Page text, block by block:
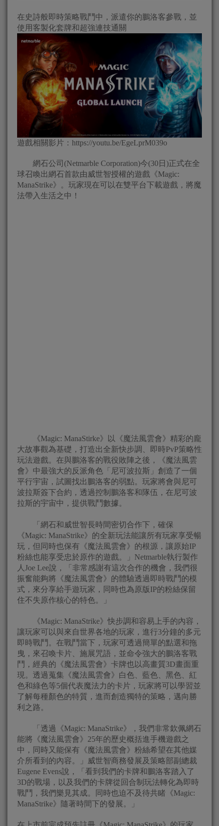
在史詩般即時策略戰鬥中，派遣你的鵬洛客參戰，並
使用客製化套牌和超強連技通關
遊戲相關影片：https://youtu.be/EgeLprM039o
網石公司(Netmarble Corporation)今(30日)正式在全
球召喚出網石首款由威世智授權的遊戲《Magic:
ManaStrike》。玩家現在可以在雙平台下載遊戲，將魔
法帶入生活之中！
《Magic: ManaStirke》以《魔法風雲會》精彩的龐
大故事觀為基礎，打造出全新快步調、即時PvP策略性
玩法遊戲。在與鵬洛客的戰役敗陣之後，《魔法風雲
會》中最強大的反派角色「尼可波拉斯」創造了一個
平行宇宙，試圖找出鵬洛客的弱點。玩家將會與尼可
波拉斯簽下合約，透過控制鵬洛客和隊伍，在尼可波
拉斯的宇宙中，提供戰鬥數據。
「網石和威世智長時間密切合作下，確保
《Magic: ManaStrike》的全新玩法能讓所有玩家享受暢
玩，但同時也保有《魔法風雲會》的根源，讓原始IP
粉絲也能享受忠於原作的遊戲。」Netmarble執行製作
人Joe Lee說，「非常感謝有這次合作的機會，我們很
振奮能夠將《魔法風雲會》的體驗透過即時戰鬥的模
式，來分享給手遊玩家，同時也為原版IP的粉絲保留
住不失原作核心的特色。」
《Magic: ManaStrike》快步調和容易上手的內容，
讓玩家可以與來自世界各地的玩家，進行3分鐘的多元
即時戰鬥。在戰鬥當下，玩家可透過簡單的點選和拖
曳，來召喚卡片、施展咒語，並命令強大的鵬洛客戰
鬥，經典的《魔法風雲會》卡牌也以高畫質3D畫面重
現。透過蒐集《魔法風雲會》白色、藍色、黑色、紅
色和綠色等5個代表魔法力的卡片，玩家將可以學習並
了解每種顏色的特質，進而創造獨特的策略，邁向勝
利之路。
「透過《Magic: ManaStrike》，我們非常欽佩網石
能將《魔法風雲會》25年的歷史概括進手機遊戲之
中，同時又能保有《魔法風雲會》粉絲希望在其他媒
介所看到的內容。」威世智商務發展及策略部副總裁
Eugene Evens說，「看到我們的卡牌和鵬洛客踏入了
3D的戰場，以及我們的卡牌從回合制玩法轉化為即時
戰鬥，我們樂見其成。同時也迫不及待共睹《Magic:
ManaStrike》隨著時間下的發展。」